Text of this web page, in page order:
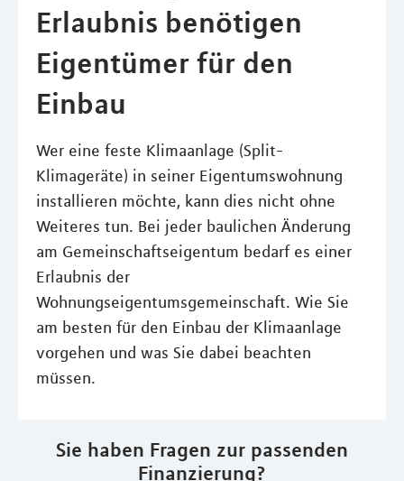
Erlaubnis benötigen
Eigentümer für den
Einbau
Wer eine feste Klimaanlage (Split-
Klimageräte) in seiner Eigentumswohnung
installieren möchte, kann dies nicht ohne
Weiteres tun. Bei jeder baulichen Änderung
am Gemeinschaftseigentum bedarf es einer
Erlaubnis der
Wohnungseigentumsgemeinschaft. Wie Sie
am besten für den Einbau der Klimaanlage
vorgehen und was Sie dabei beachten
müssen.
Sie haben Fragen zur passenden
Finanzierung?